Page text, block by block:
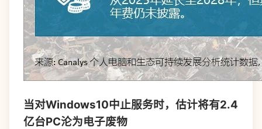
当对Windows10中止服务时，估计将有2.4
亿台PC沦为电子废物